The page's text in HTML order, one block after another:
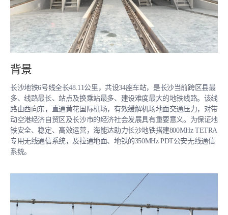
背景
长沙地铁6号线全长48.11公里，共设34座车站，是长沙当前跨区县最
多、线路最长、站点及换乘站最多、建设难度最大的地铁线路。该线
路由西向东，直通黄花国际机场，有效缓解机场地面交通压力，对带
动空港经济自贸区及长沙市的经济社会发展具有重要意义。为保证地
铁安全、稳定、高效运营，海能达助力长沙地铁搭建800MHz TETRA
专用无线通信系统，及拉通地面、地铁的350MHz PDT公安无线通信
系统。